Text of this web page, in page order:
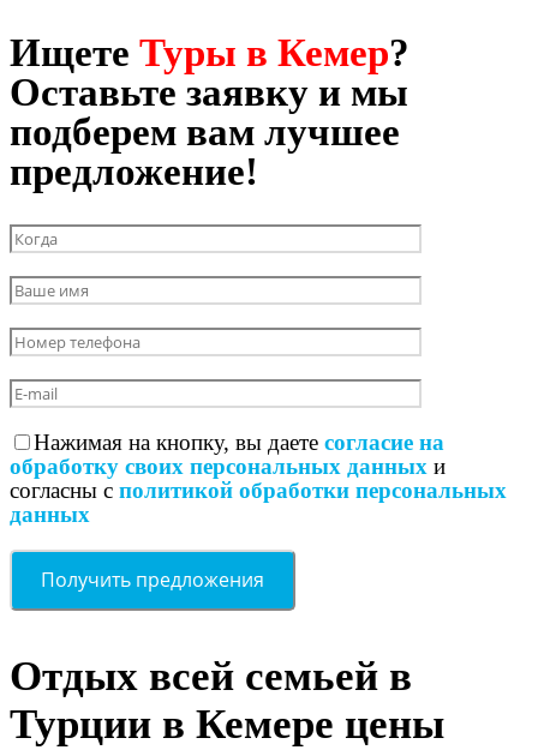
Ищете Туры в Кемер?
Оставьте заявку и мы
подберем вам лучшее
предложение!
Нажимая на кнопку, вы даете согласие на
обработку своих персональных данных и
согласны с политикой обработки персональных
данных
Отдых всей семьей в
Турции в Кемере цены